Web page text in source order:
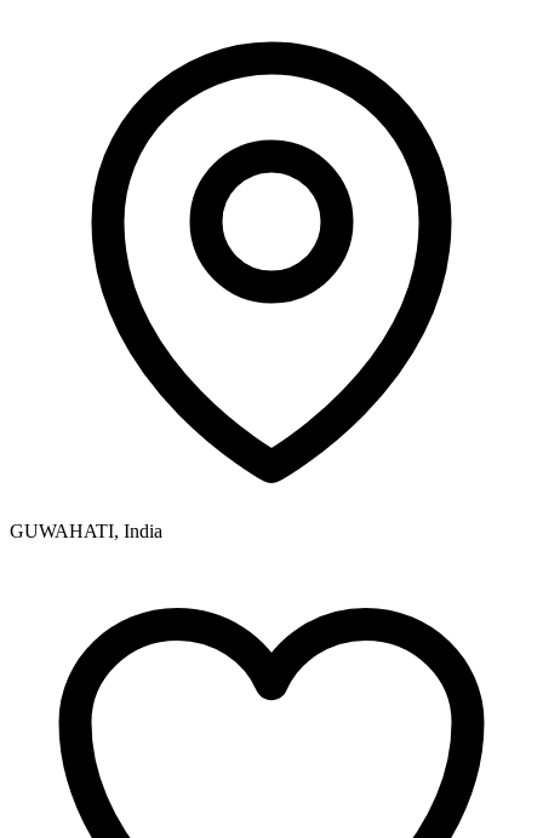
GUWAHATI, India